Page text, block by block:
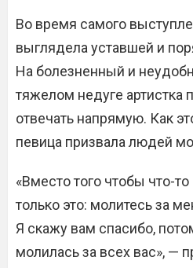
Во время самого
выглядела уставшей и
На болезненный и
тяжелом недуге артистка
отвечать напрямую. Как
певица призвала людей
«Вместо того чтобы что-
только это: молитесь за
Я скажу вам спасибо,
молилась за всех вас», —